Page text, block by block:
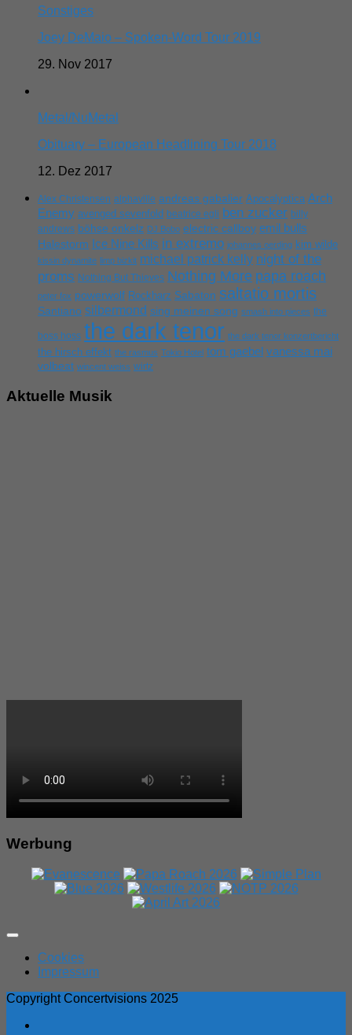
Sonstiges
Joey DeMaio – Spoken-Word Tour 2019
29. Nov 2017
Metal/NuMetal
Obituary – European Headlining Tour 2018
12. Dez 2017
Alex Christensen alphaville andreas gabalier Apocalyptica Arch
Enemy avenged sevenfold beatrice egli ben zucker billy
andrews böhse onkelz DJ Bobo electric callboy emil bulls
Halestorm Ice Nine Kills in extremo johannes oerding kim wilde
kissin dynamite limp bizkit michael patrick kelly night of the
proms Nothing But Thieves Nothing More papa roach
peter fox powerwolf Rockharz Sabaton saltatio mortis
Santiano silbermond sing meinen song smash into pieces the
boss hoss the dark tenor the dark tenor konzertbericht
the hirsch effekt the rasmus Tokio Hotel tom gaebel vanessa mai
volbeat wincent weiss wirtz
Aktuelle Musik
Werbung
Expand
Cookies
Impressum
Copyright Concertvisions 2025